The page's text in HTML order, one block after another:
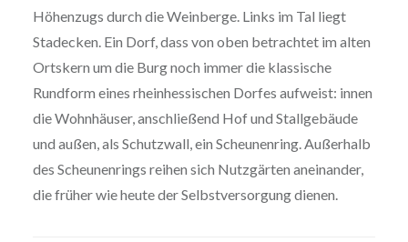
Höhenzugs durch die Weinberge. Links im Tal liegt
Stadecken. Ein Dorf, dass von oben betrachtet im alten
Ortskern um die Burg noch immer die klassische
Rundform eines rheinhessischen Dorfes aufweist: innen
die Wohnhäuser, anschließend Hof und Stallgebäude
und außen, als Schutzwall, ein Scheunenring. Außerhalb
des Scheunenrings reihen sich Nutzgärten aneinander,
die früher wie heute der Selbstversorgung dienen.